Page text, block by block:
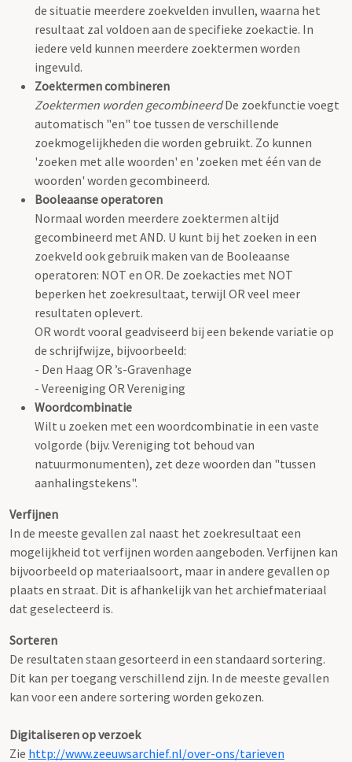
de situatie meerdere zoekvelden invullen, waarna het
resultaat zal voldoen aan de specifieke zoekactie. In
iedere veld kunnen meerdere zoektermen worden
ingevuld.
Zoektermen combineren
Zoektermen worden gecombineerdDe zoekfunctie voegt
automatisch "en" toe tussen de verschillende
zoekmogelijkheden die worden gebruikt. Zo kunnen
'zoeken met alle woorden' en 'zoeken met één van de
woorden' worden gecombineerd.
Booleaanse operatoren
Normaal worden meerdere zoektermen altijd
gecombineerd met AND. U kunt bij het zoeken in een
zoekveld ook gebruik maken van de Booleaanse
operatoren: NOT en OR. De zoekacties met NOT
beperken het zoekresultaat, terwijl OR veel meer
resultaten oplevert.
OR wordt vooral geadviseerd bij een bekende variatie op
de schrijfwijze, bijvoorbeeld:
- Den Haag OR ’s-Gravenhage
- Vereeniging OR Vereniging
Woordcombinatie
Wilt u zoeken met een woordcombinatie in een vaste
volgorde (bijv. Vereniging tot behoud van
natuurmonumenten), zet deze woorden dan "tussen
aanhalingstekens".
Verfijnen
In de meeste gevallen zal naast het zoekresultaat een
mogelijkheid tot verfijnen worden aangeboden. Verfijnen kan
bijvoorbeeld op materiaalsoort, maar in andere gevallen op
plaats en straat. Dit is afhankelijk van het archiefmateriaal
dat geselecteerd is.
Sorteren
De resultaten staan gesorteerd in een standaard sortering.
Dit kan per toegang verschillend zijn. In de meeste gevallen
kan voor een andere sortering worden gekozen.
Digitaliseren op verzoek
Zie http://www.zeeuwsarchief.nl/over-ons/tarieven